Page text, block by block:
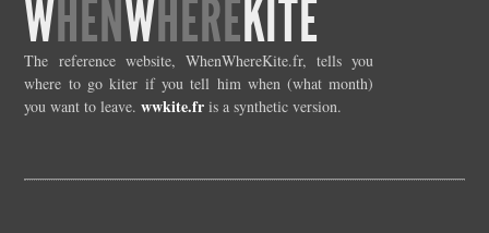
WHENWHEREKITE
The reference website, WhenWhereKite.fr, tells you
where to go kiter if you tell him when (what month)
you want to leave.wwkite.fr is a synthetic version.